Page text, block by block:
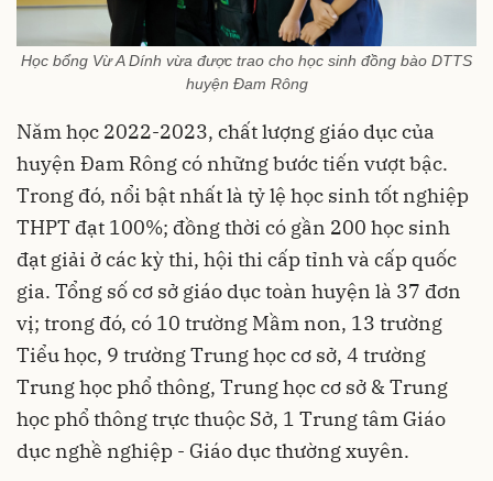
Học bổng Vừ A Dính vừa được trao cho học sinh đồng bào DTTS
huyện Đam Rông
Năm học 2022-2023, chất lượng giáo dục của
huyện Đam Rông có những bước tiến vượt bậc.
Trong đó, nổi bật nhất là tỷ lệ học sinh tốt nghiệp
THPT đạt 100%; đồng thời có gần 200 học sinh
đạt giải ở các kỳ thi, hội thi cấp tỉnh và cấp quốc
gia. Tổng số cơ sở giáo dục toàn huyện là 37 đơn
vị; trong đó, có 10 trường Mầm non, 13 trường
Tiểu học, 9 trường Trung học cơ sở, 4 trường
Trung học phổ thông, Trung học cơ sở & Trung
học phổ thông trực thuộc Sở, 1 Trung tâm Giáo
dục nghề nghiệp - Giáo dục thường xuyên.